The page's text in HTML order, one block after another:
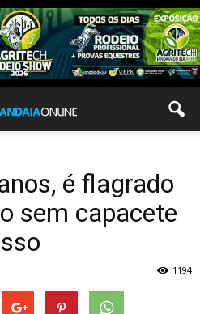
é flagrado
sem capacete
1194